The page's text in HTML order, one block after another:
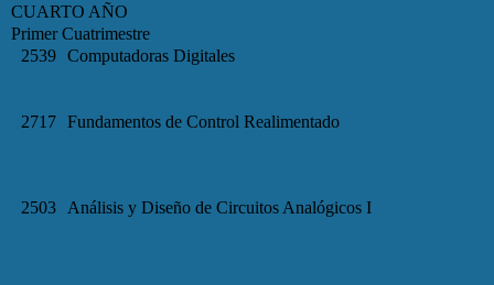
CUARTO AÑO
Primer Cuatrimestre
2539
Computadoras Digitales
2717 Fundamentos de Control Realimentado
2503 Análisis y Diseño de Circuitos Analógicos I